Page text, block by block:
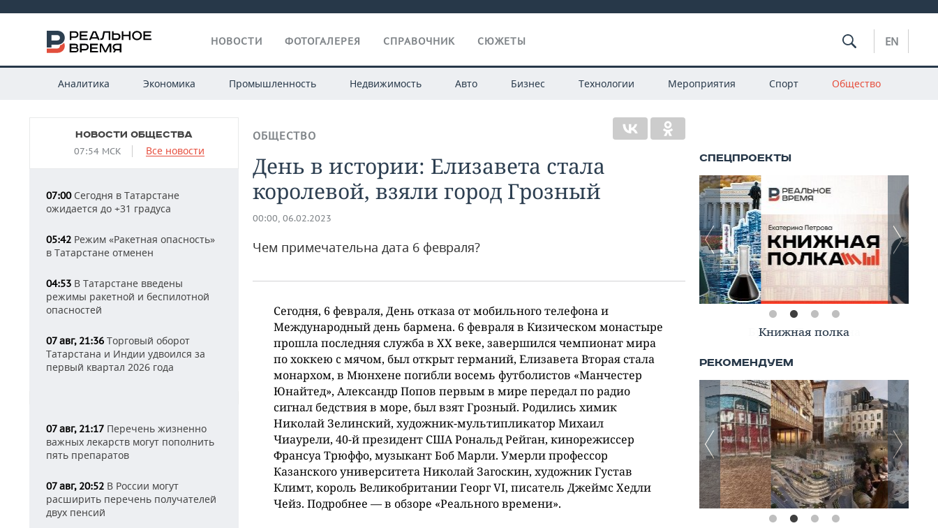
НОВОСТИ ФОТОГАЛЕРЕЯ СПРАВОЧНИК СЮЖЕТЫ EN
Аналитика Экономика Промышленность Недвижимость Авто Бизнес Технологии Мероприятия Спорт Общество
НОВОСТИ ОБЩЕСТВА
07:54 МСК Все новости
07:00Сегодня в Татарстане
ожидается до +31 градуса
05:42 Режим «Ракетная опасность»
в Татарстане отменен
04:53 В Татарстане введены
режимы ракетной и беспилотной
опасностей
07 авг, 21:36 Торговый оборот
Татарстана и Индии удвоился за
первый квартал 2026 года
07 авг, 21:17 Перечень жизненно
важных лекарств могут пополнить
пять препаратов
07 авг, 20:52 В России могут
расширить перечень получателей
двух пенсий
ОБЩЕСТВО
День в истории: Елизавета стала
королевой, взяли город Грозный
00:00, 06.02.2023
Чем примечательна дата 6 февраля?
Сегодня, 6 февраля, День отказа от мобильного телефона и
Международный день бармена. 6 февраля в Кизическом монастыре
прошла последняя служба в XX веке, завершился чемпионат мира
по хоккею с мячом, был открыт германий, Елизавета Вторая стала
монархом, в Мюнхене погибли восемь футболистов «Манчестер
Юнайтед», Александр Попов первым в мире передал по радио
сигнал бедствия в море, был взят Грозный. Родились химик
Николай Зелинский, художник-мультипликатор Михаил
Чиаурели, 40-й президент США Рональд Рейган, кинорежиссер
Франсуа Трюффо, музыкант Боб Марли. Умерли профессор
Казанского университета Николай Загоскин, художник Густав
Климт, король Великобритании Георг VI, писатель Джеймс Хедли
Чейз. Подробнее — в обзоре «Реального времени».
Книжная полка